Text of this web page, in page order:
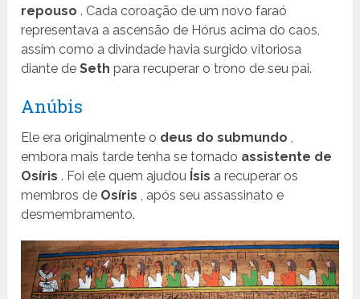
repouso . Cada coroação de um novo faraó
representava a ascensão de Hórus acima do caos,
assim como a divindade havia surgido vitoriosa
diante deSeth para recuperar o trono de seu pai.
Anúbis
Ele era originalmente o deus do submundo ,
embora mais tarde tenha se tornado assistente de
Osíris . Foi ele quem ajudou Ísis a recuperar os
membros de Osíris , após seu assassinato e
desmembramento.